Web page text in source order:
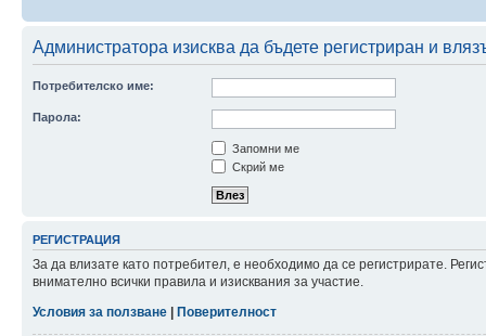
Администратора изисква да бъдете регистриран и
Потребителско име:
Парола:
Запомни ме
Скрий ме
РЕГИСТРАЦИЯ
За да влизате като потребител, е необходимо да се регистрирате.
внимателно всички правила и изисквания за участие.
Условия за ползване
Поверителност